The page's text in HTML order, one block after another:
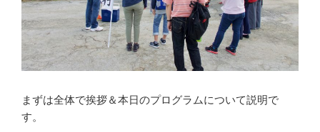
まずは全体で挨拶＆本日のプログラムについて説明で
す。